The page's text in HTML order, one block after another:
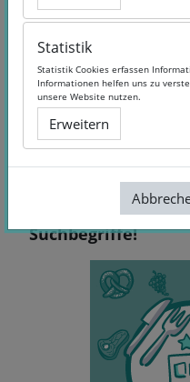
Keine Treffer -
Suchbegriffe!
Statistik
Statistik Cookies erfassen
Informationen helfen uns zu
unsere Website nutzen.
Erweitern
Statistik
Statistik Cookies erfassen
Informationen helfen uns zu
unsere Website nutzen.
Erweitern